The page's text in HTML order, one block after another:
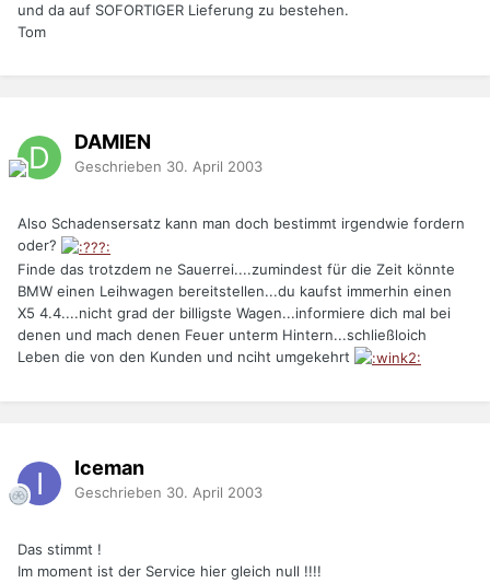
und da auf SOFORTIGER Lieferung zu bestehen.
Tom
DAMIEN
Geschrieben 30. April 2003
Also Schadensersatz kann man doch bestimmt irgendwie fordern
oder?
Finde das trotzdem ne Sauerrei....zumindest für die Zeit könnte
BMW einen Leihwagen bereitstellen...du kaufst immerhin einen
X5 4.4....nicht grad der billigste Wagen...informiere dich mal bei
denen und mach denen Feuer unterm Hintern...schließloich
Leben die von den Kunden und nciht umgekehrt
Iceman
Geschrieben 30. April 2003
Das stimmt !
Im moment ist der Service hier gleich null !!!!